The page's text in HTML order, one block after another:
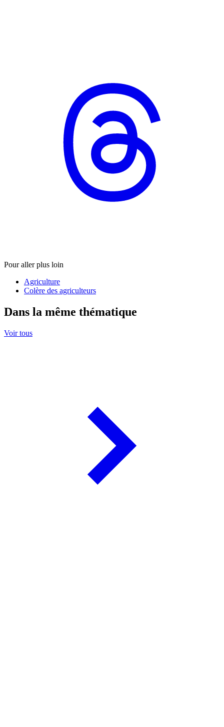
Pour aller plus loin
Agriculture
Colère des agriculteurs
Dans la même thématique
Voir tous